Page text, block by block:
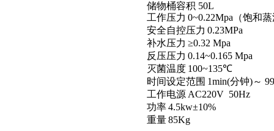
储物桶容积 50L
工作压力 0~0.22Mpa （饱和
安全自控压力 0.23MPa
补水压力 ≥0.32 Mpa
反压压力 0.14~0.165 Mpa
灭菌温度 100~135℃
时间设定范围 1min(分钟)～
工作电源 AC220V 50Hz
功率4.5kw±10%
重量85Kg